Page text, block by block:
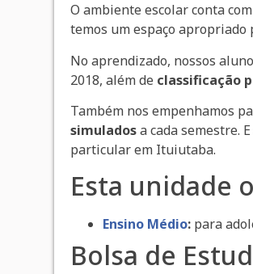
O ambiente escolar conta
temos um espaço
No aprendizado, nossos
2018, além de classificação
Também nos empenhamos
simuladosa cada semestre.
particular em Ituiutaba.
Esta unidade
Ensino Médio: para
Bolsa de